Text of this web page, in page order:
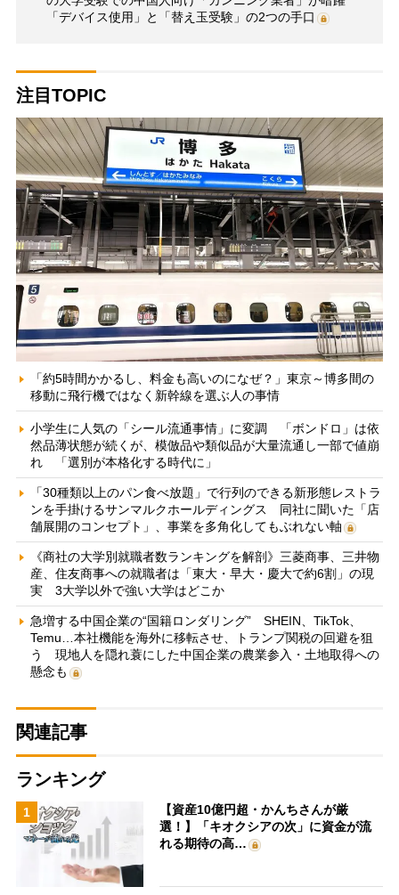
「デバイス使用」と「替え玉受験」の2つの手口
注目TOPIC
「約5時間かかるし、料金も高いのになぜ？」東京～博多間の
移動に飛行機ではなく新幹線を選ぶ人の事情
小学生に人気の「シール流通事情」に変調 「ボンドロ」は依
然品薄状態が続くが、模倣品や類似品が大量流通し一部で値崩
れ 「選別が本格化する時代に」
「30種類以上のパン食べ放題」で行列のできる新形態レストラ
ンを手掛けるサンマルクホールディングス 同社に聞いた「店
舗展開のコンセプト」、事業を多角化してもぶれない軸
《商社の大学別就職者数ランキングを解剖》三菱商事、三井物
産、住友商事への就職者は「東大・早大・慶大で約6割」の現
実 3大学以外で強い大学はどこか
急増する中国企業の“国籍ロンダリング” SHEIN、TikTok、
Temu…本社機能を海外に移転させ、トランプ関税の回避を狙
う 現地人を隠れ蓑にした中国企業の農業参入・土地取得への
懸念も
関連記事
ランキング
1
【資産10億円超・かんちさんが厳
選！】「キオクシアの次」に資金が流
れる期待の高…